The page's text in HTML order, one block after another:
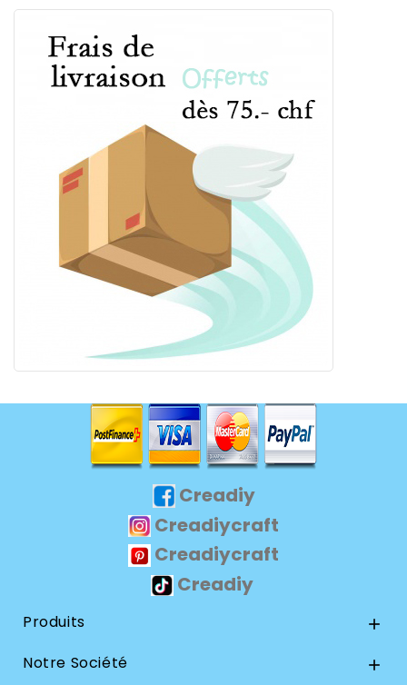
Creadiy
Creadiycraft
Creadiycraft
Creadiy
Produits 
Notre Société 